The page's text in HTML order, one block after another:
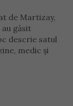
de Martizay,
găsit
descrie satul
medic și